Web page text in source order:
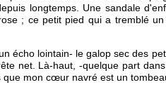
longtemps. Une sandale
; ce petit pied qui a tremblé
écho lointain- le galop sec des
net. Là-haut, -quelque part
mon cœur navré est un